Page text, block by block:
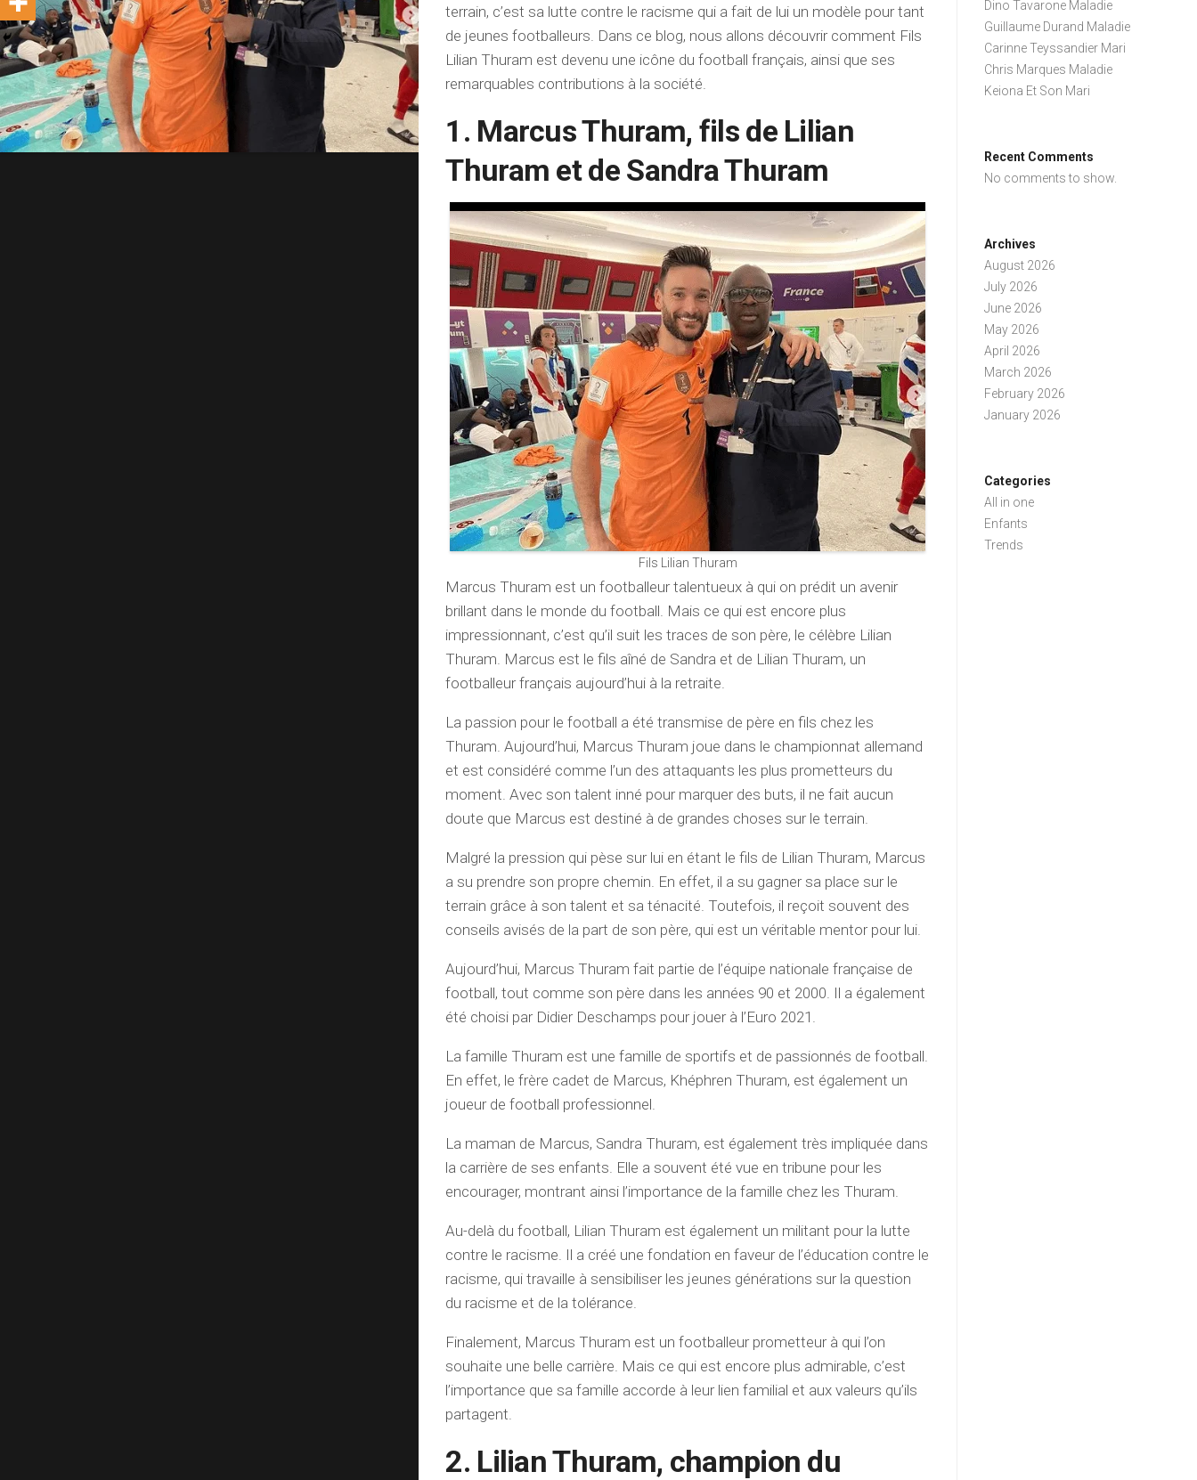
terrain, c’est sa lutte contre le racisme qui a fait de lui un modèle pour tant
de jeunes footballeurs. Dans ce blog, nous allons découvrir comment Fils
Lilian Thuram est devenu une icône du football français, ainsi que ses
remarquables contributions à la société.
1. Marcus Thuram, fils de Lilian
Thuram et de Sandra Thuram
Fils Lilian Thuram
Marcus Thuram est un footballeur talentueux à qui on prédit un avenir
brillant dans le monde du football. Mais ce qui est encore plus
impressionnant, c’est qu’il suit les traces de son père, le célèbre Lilian
Thuram. Marcus est le fils aîné de Sandra et de Lilian Thuram, un
footballeur français aujourd’hui à la retraite.
La passion pour le football a été transmise de père en fils chez les
Thuram. Aujourd’hui, Marcus Thuram joue dans le championnat allemand
et est considéré comme l’un des attaquants les plus prometteurs du
moment. Avec son talent inné pour marquer des buts, il ne fait aucun
doute que Marcus est destiné à de grandes choses sur le terrain.
Malgré la pression qui pèse sur lui en étant le fils de Lilian Thuram, Marcus
a su prendre son propre chemin. En effet, il a su gagner sa place sur le
terrain grâce à son talent et sa ténacité. Toutefois, il reçoit souvent des
conseils avisés de la part de son père, qui est un véritable mentor pour lui.
Aujourd’hui, Marcus Thuram fait partie de l’équipe nationale française de
football, tout comme son père dans les années 90 et 2000. Il a également
été choisi par Didier Deschamps pour jouer à l’Euro 2021.
La famille Thuram est une famille de sportifs et de passionnés de football.
En effet, le frère cadet de Marcus, Khéphren Thuram, est également un
joueur de football professionnel.
La maman de Marcus, Sandra Thuram, est également très impliquée dans
la carrière de ses enfants. Elle a souvent été vue en tribune pour les
encourager, montrant ainsi l’importance de la famille chez les Thuram.
Au-delà du football, Lilian Thuram est également un militant pour la lutte
contre le racisme. Il a créé une fondation en faveur de l’éducation contre le
racisme, qui travaille à sensibiliser les jeunes générations sur la question
du racisme et de la tolérance.
Finalement, Marcus Thuram est un footballeur prometteur à qui l’on
souhaite une belle carrière. Mais ce qui est encore plus admirable, c’est
l’importance que sa famille accorde à leur lien familial et aux valeurs qu’ils
partagent.
2. Lilian Thuram, champion du
Dino Tavarone Maladie
Guillaume Durand Maladie
Carinne Teyssandier Mari
Chris Marques Maladie
Keiona Et Son Mari
Recent Comments
No comments to show.
Archives
August 2026
July 2026
June 2026
May 2026
April 2026
March 2026
February 2026
January 2026
Categories
All in one
Enfants
Trends